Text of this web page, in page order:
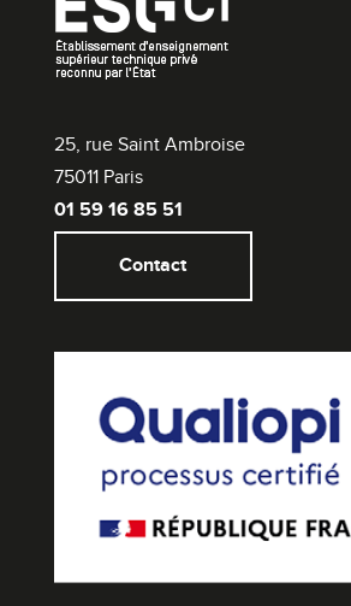
25, rue Saint Ambroise
75011 Paris
01 59 16 85 51
Contact